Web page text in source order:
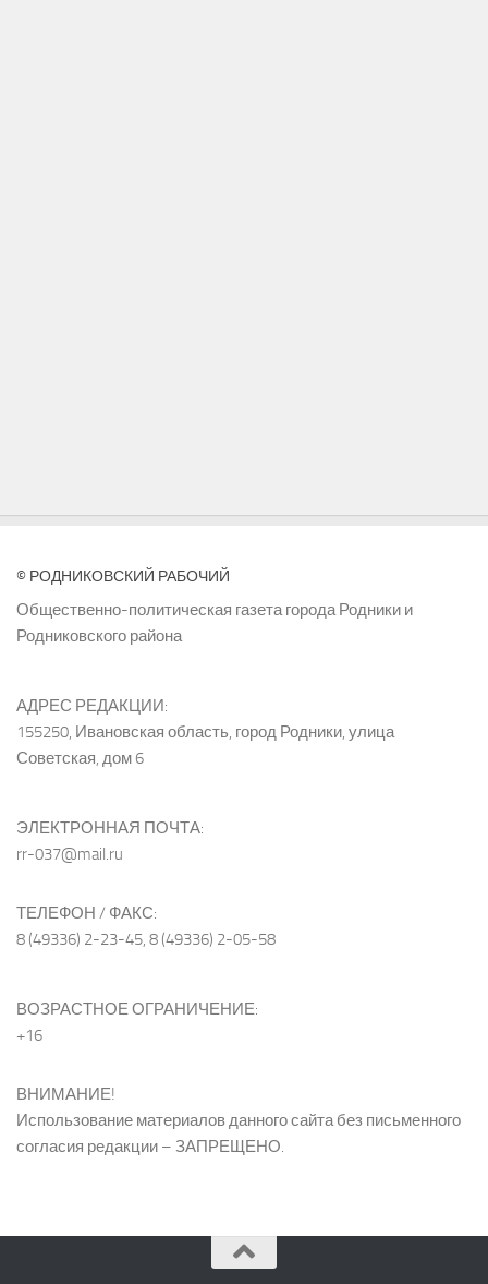
© РОДНИКОВСКИЙ РАБОЧИЙ
Общественно-политическая газета города Родники и
Родниковского района
АДРЕС РЕДАКЦИИ:
155250, Ивановская область, город Родники, улица
Советская, дом 6
ЭЛЕКТРОННАЯ ПОЧТА:
rr-037@mail.ru
ТЕЛЕФОН / ФАКС:
8 (49336) 2-23-45, 8 (49336) 2-05-58
ВОЗРАСТНОЕ ОГРАНИЧЕНИЕ:
+16
ВНИМАНИЕ!
Использование материалов данного сайта без письменного
согласия редакции – ЗАПРЕЩЕНО.